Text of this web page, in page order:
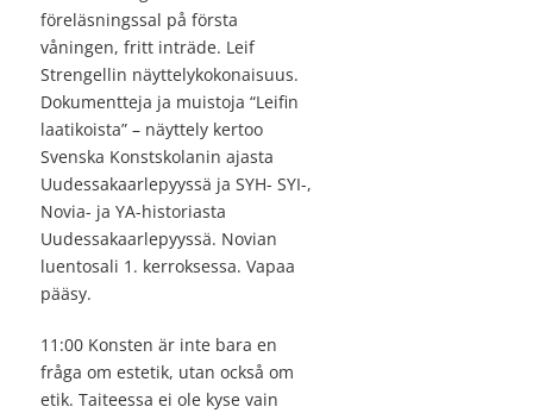
föreläsningssal på första
våningen, fritt inträde. Leif
Strengellin näyttelykokonaisuus.
Dokumentteja ja muistoja “Leifin
laatikoista” – näyttely kertoo
Svenska Konstskolanin ajasta
Uudessakaarlepyyssä ja SYH- SYI-,
Novia- ja YA-historiasta
Uudessakaarlepyyssä. Novian
luentosali 1. kerroksessa. Vapaa
pääsy.
11:00 Konsten är inte bara en
fråga om estetik, utan också om
etik. Taiteessa ei ole kyse vain